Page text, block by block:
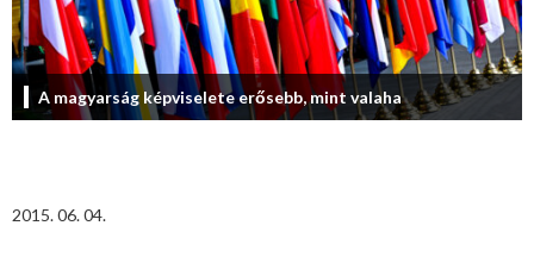
A magyarság képviselete erősebb, mint valaha
2015. 06. 04.